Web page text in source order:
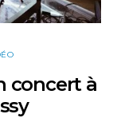
concert à